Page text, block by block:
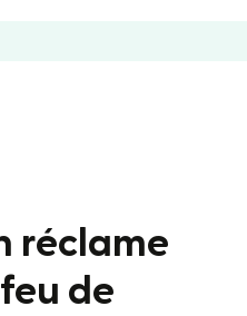
réclame
de